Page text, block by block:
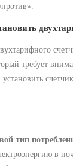
требует
тип
в